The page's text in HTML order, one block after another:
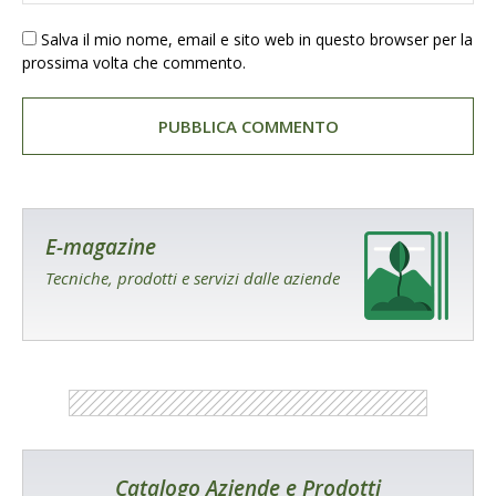
Salva il mio nome, email e sito web in questo browser per la
prossima volta che commento.
E-magazine
Tecniche, prodotti e servizi dalle aziende
Catalogo Aziende e Prodotti